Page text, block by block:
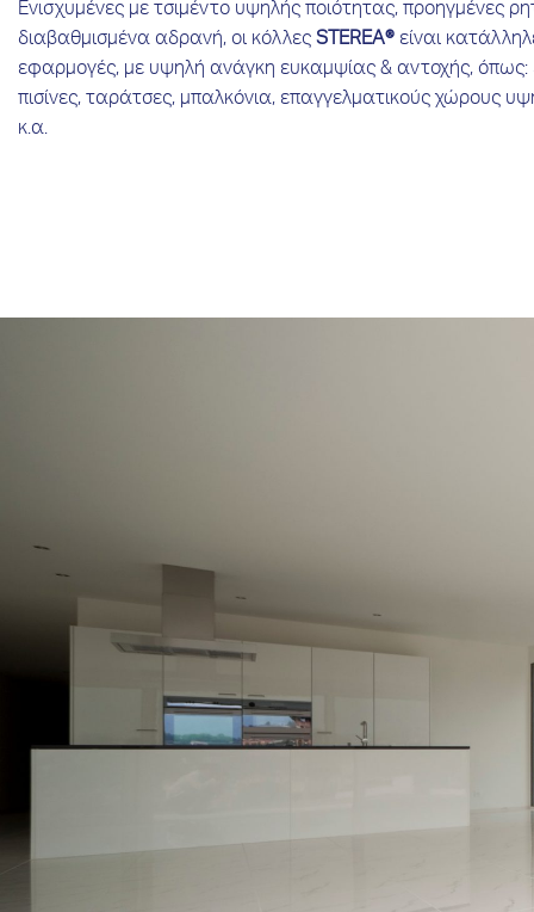
Ενισχυμένες με τσιμέντο υψηλής ποιότητας, προηγμένες
διαβαθμισμένα αδρανή, οι κόλλες STEREA® είναι
εφαρμογές, με υψηλή ανάγκη ευκαμψίας & αντοχής, όπως:
πισίνες, ταράτσες, μπαλκόνια, επαγγελματικούς χώρους
κ.α.